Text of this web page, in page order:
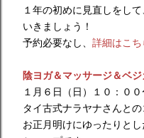
１年の初めに見直しをし
いきましょう！
予約必要なし、 詳細はこち
陰ヨガ＆マッサージ＆ベ
１月６日（日）１０：０
タイ古式ナラヤナさんとの
お正月明けにゆったりと